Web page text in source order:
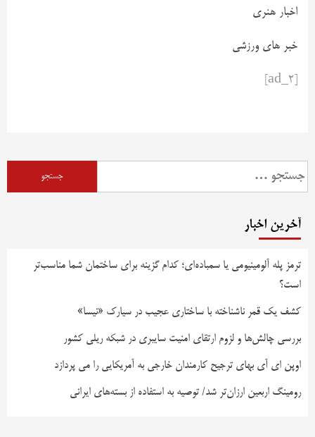
اخبار هنری
خبر های ورزشی
آخرین اخبار
ترمز پله آلومینیومی یا سمباده‌ای؛ کدام گزینه برای ساختمان شما مناسب‌تر
است؟
کشف یک قمر ناشناخته با ساختاری عجیب در سیارک «نیسا»
بررسی چالش‌ها و لزوم ارتقای امنیت سایبری در شبکه ریلی کشور
اوپن ای آی بهای ترجیح کارمندان خارجی به آمریکایی را می پردازد
رومینگ اربعین ارزان‌تر شد/ توصیه به استفاده از بسته‌های ایرانی